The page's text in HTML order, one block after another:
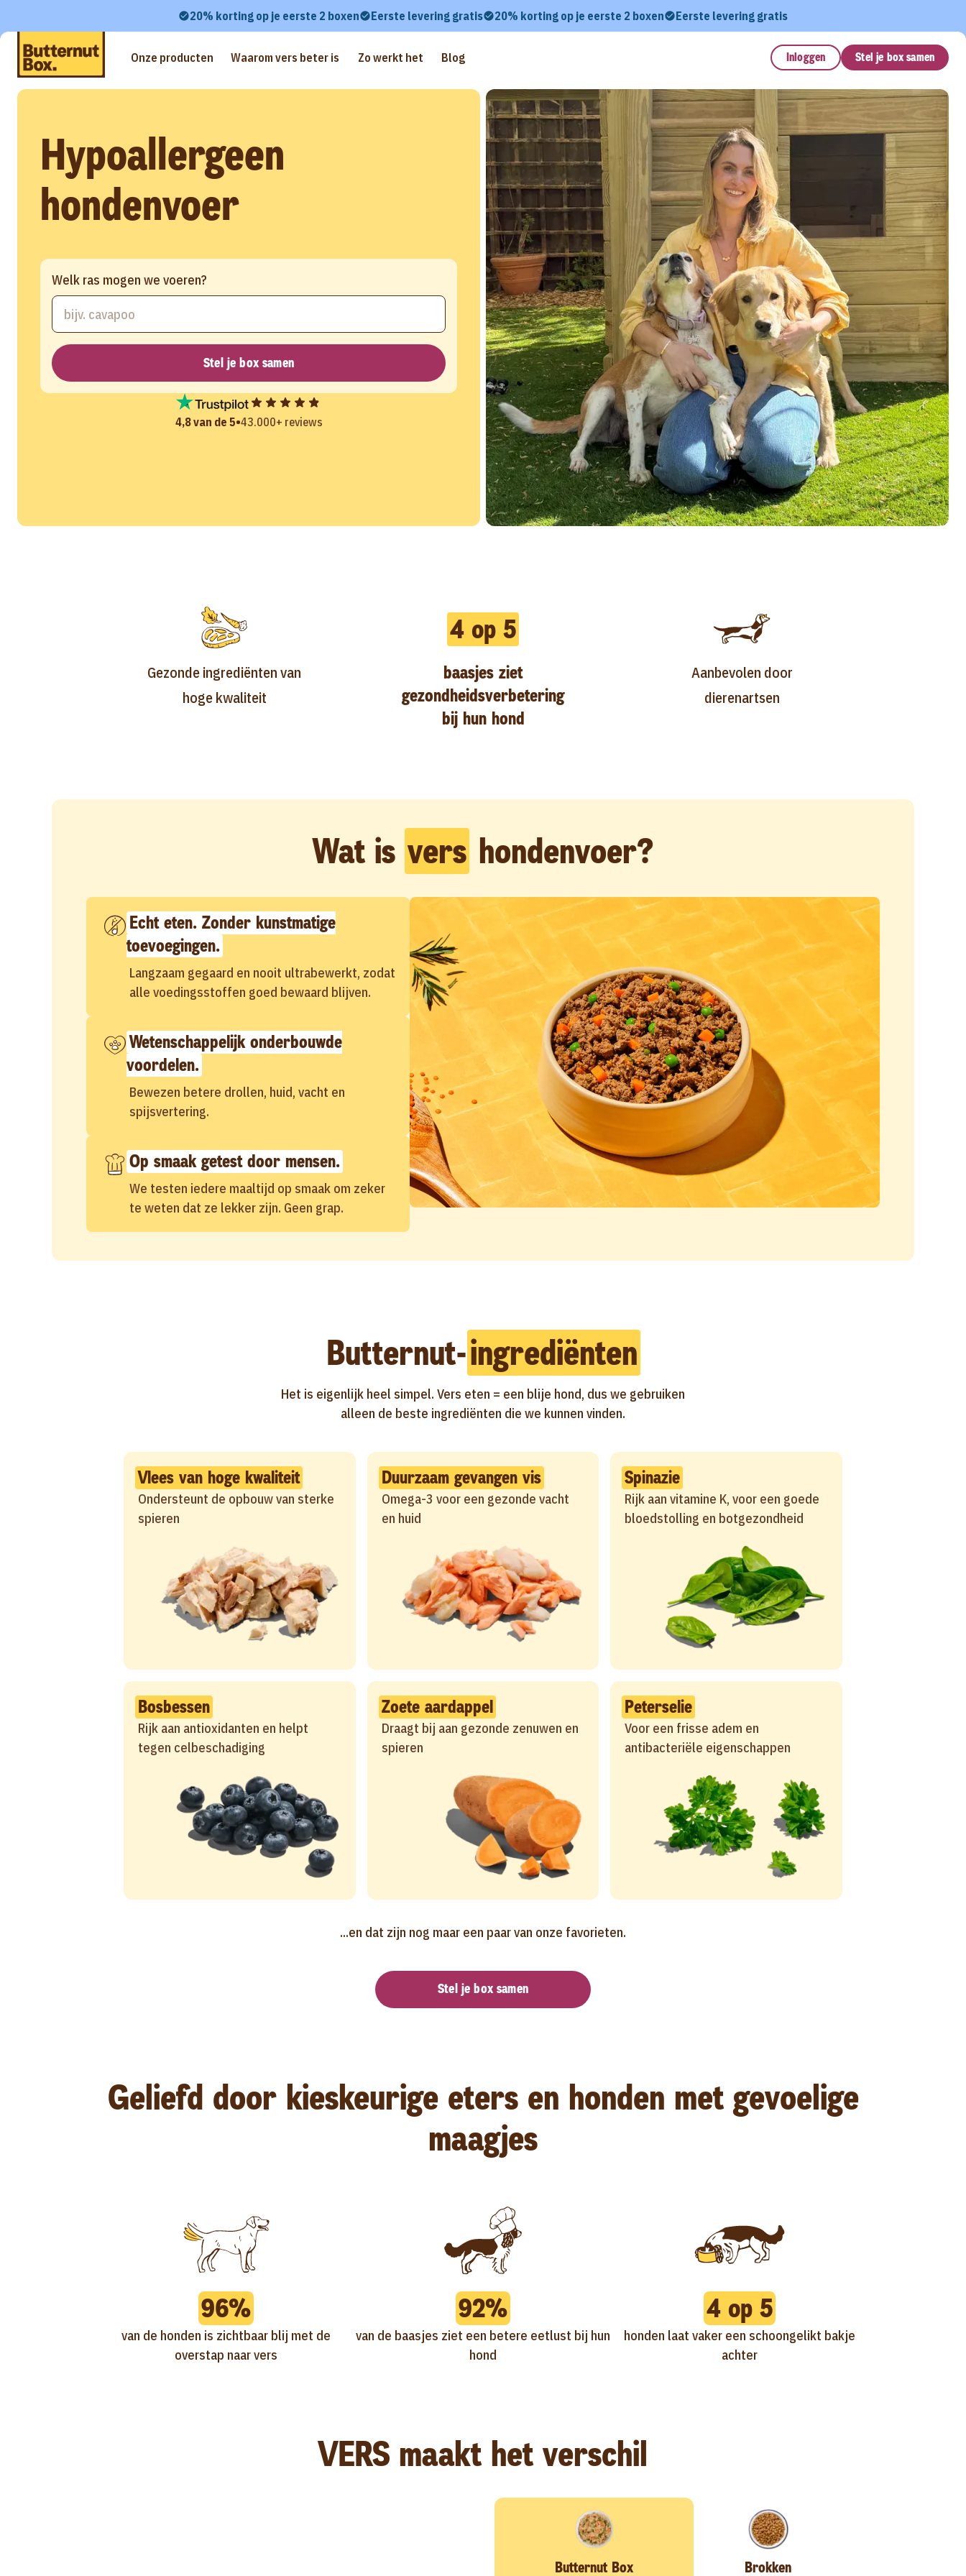
20% korting op je eerste 2 boxen Eerste levering gratis 20% korting op je eerste 2 boxen Eerste levering gratis
Onze producten Waarom vers beter is Zo werkt het Blog Inloggen Stel je box samen
Hypoallergeen
hondenvoer
Welk ras mogen we voeren?
Stel je box samen
4,8 van de 5•43.000+ reviews
Gezonde ingrediënten van
hoge kwaliteit
4 op 5
baasjes ziet
gezondheidsverbetering
bij hun hond
Aanbevolen door
dierenartsen
Wat is vers hondenvoer?
Echt eten. Zonder kunstmatige
toevoegingen.
Langzaam gegaard en nooit ultrabewerkt, zodat
alle voedingsstoffen goed bewaard blijven.
Wetenschappelijk onderbouwde
voordelen.
Bewezen betere drollen, huid, vacht en
spijsvertering.
Op smaak getest door mensen.
We testen iedere maaltijd op smaak om zeker
te weten dat ze lekker zijn. Geen grap.
Butternut-ingrediënten
Het is eigenlijk heel simpel. Vers eten = een blije hond, dus we gebruiken
alleen de beste ingrediënten die we kunnen vinden.
Vlees van hoge kwaliteit
Ondersteunt de opbouw van sterke
spieren
Duurzaam gevangen vis
Omega-3 voor een gezonde vacht
en huid
Spinazie
Rijk aan vitamine K, voor een goede
bloedstolling en botgezondheid
Bosbessen
Rijk aan antioxidanten en helpt
tegen celbeschadiging
Zoete aardappel
Draagt bij aan gezonde zenuwen en
spieren
Peterselie
Voor een frisse adem en
antibacteriële eigenschappen
...en dat zijn nog maar een paar van onze favorieten.
Stel je box samen
Geliefd door kieskeurige eters en honden met gevoelige
maagjes
96%
van de honden is zichtbaar blij met de
overstap naar vers
92%
van de baasjes ziet een betere eetlust bij hun
hond
4 op 5
honden laat vaker een schoongelikt bakje
achter
VERS maakt het verschil
Butternut Box Brokken